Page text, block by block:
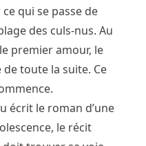
qui se passe de
des culs-nus. Au
premier amour, le
toute la suite. Ce
écrit le roman d’une
le récit